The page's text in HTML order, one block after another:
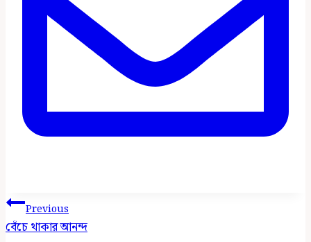
Post
Navigation
Previous
বেঁচে থাকার আনন্দ